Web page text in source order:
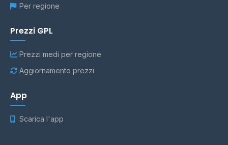
Per regione
Prezzi GPL
Prezzi medi per regione
Aggiornamento prezzi
App
Scarica l'app